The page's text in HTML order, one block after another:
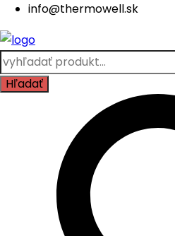
info@thermowell.sk
Products
search
Hľadať